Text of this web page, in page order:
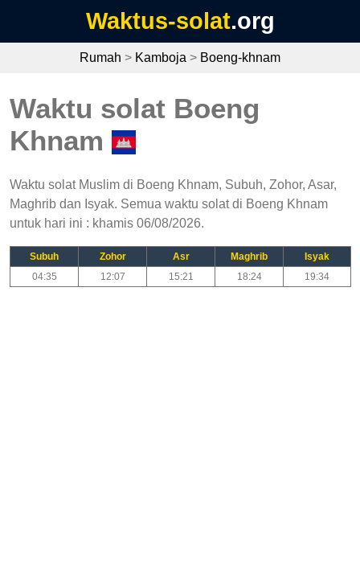
Waktus-solat.org
Rumah > Kamboja > Boeng-khnam
Waktu solat Boeng
Khnam
Waktu solat Muslim di Boeng Khnam, Subuh, Zohor, Asar,
Maghrib dan Isyak. Semua waktu solat di Boeng Khnam
untuk hari ini : khamis 06/08/2026.
Subuh Zohor Asr Maghrib
Isyak
04:35
12:07 15:21 18:24 19:34